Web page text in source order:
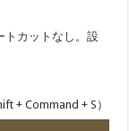
トカットなし。設
+ Command + S）